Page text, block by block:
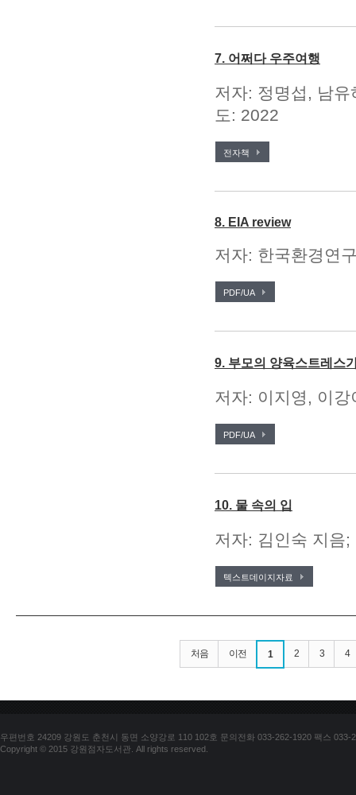
7. 어쩌다 우주여행
저자: 정명섭, 남
도: 2022
전자책
8. EIA review
저자: 한국환경연
PDF/UA
9. 부모의 양육스트레스
저자: 이지영, 이
PDF/UA
10. 물 속의 입
저자: 김인숙 지음
텍스트데이지자료
처음 이전 1 2 3 4
우편번호 24209 강원도 춘천시 동면 소양강로 110 102호 문의전화 033-262-1920 팩스 033-
Copyright © 2015 강원점자도서관. All rights reserved.